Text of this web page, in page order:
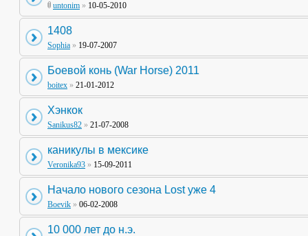
untonim » 10-05-2010
1408
Sophia » 19-07-2007
Боевой конь (War Horse) 2011
boitex » 21-01-2012
Хэнкок
Sanikus82 » 21-07-2008
каникулы в мексике
Veronika93 » 15-09-2011
Начало нового сезона Lost уже 4
Boevik » 06-02-2008
10 000 лет до н.э.